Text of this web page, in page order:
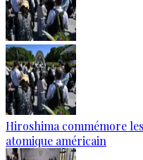
Hiroshima commémore
atomique américain